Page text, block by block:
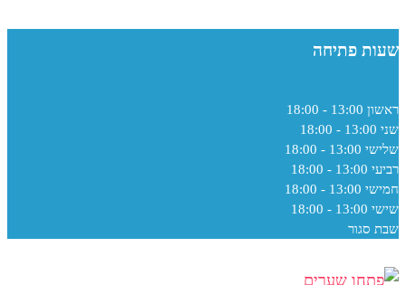
שעות פתיחה
ראשון 13:00 - 18:00
שני 13:00 - 18:00
שלישי 13:00 - 18:00
רביעי 13:00 - 18:00
חמישי 13:00 - 18:00
שישי 13:00 - 18:00
שבת סגור